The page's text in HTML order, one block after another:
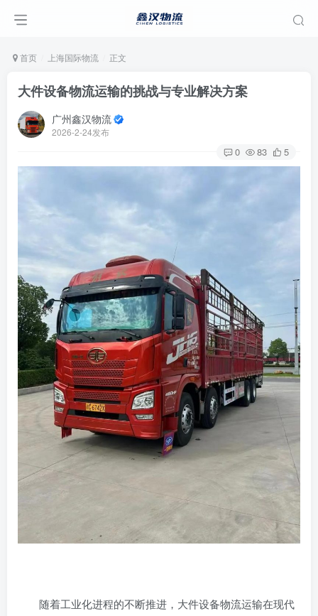
首页 上海国际物流 正文
大件设备物流运输的挑战与专业解决方案
广州鑫汉物流
2026-2-24发布
0 83 5
随着工业化进程的不断推进，大件设备物流运输在现代